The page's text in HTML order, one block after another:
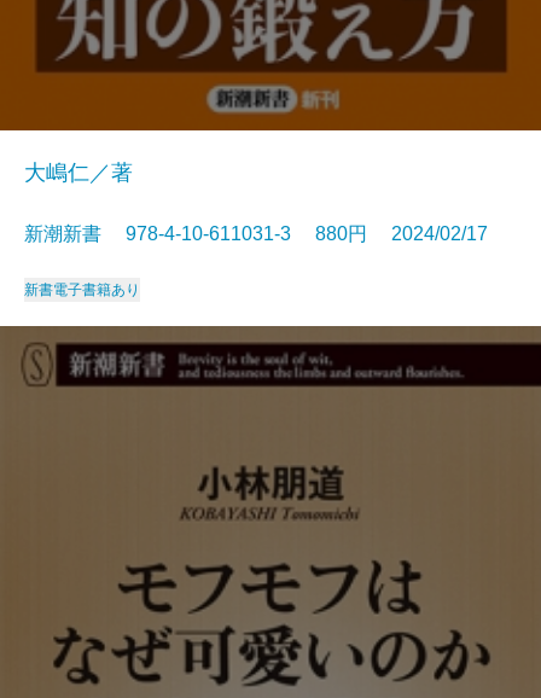
大嶋仁／著
新潮新書 978-4-10-611031-3 880円 2024/02/17
新書電子書籍あり